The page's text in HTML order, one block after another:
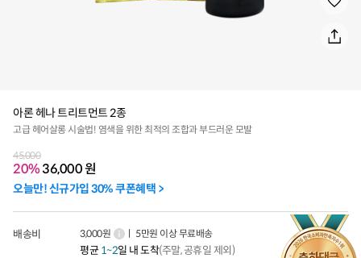
아론 헤나 트리트먼트 2종
고급 헤어살롱 시술법! 염색을 위한 최적의 조합과 부드러운 모발
45,000
20%36,000원
오늘만! 신규가입 30% 쿠폰혜택 >
배송비 3,000원 ㅣ 5만원 이상 무료배송
평균1~2일 내 도착(주말, 공휴일 제외)